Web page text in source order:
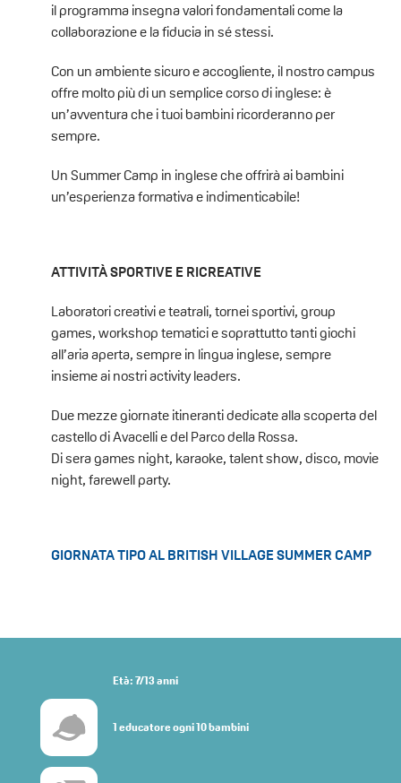
il programma insegna valori fondamentali come la
collaborazione e la fiducia in sé stessi.
Con un ambiente sicuro e accogliente, il nostro campus
offre molto più di un semplice corso di inglese: è
un’avventura che i tuoi bambini ricorderanno per
sempre.
Un Summer Camp in inglese che offrirà ai bambini
un’esperienza formativa e indimenticabile!
ATTIVITÀ SPORTIVE E RICREATIVE
Laboratori creativi e teatrali, tornei sportivi, group
games, workshop tematici e soprattutto tanti giochi
all’aria aperta, sempre in lingua inglese, sempre
insieme ai nostri activity leaders.
Due mezze giornate itineranti dedicate alla scoperta del
castello di Avacelli e del Parco della Rossa.
Di sera games night, karaoke, talent show, disco, movie
night, farewell party.
GIORNATA TIPO AL BRITISH VILLAGE SUMMER CAMP
Età: 7/13 anni
1 educatore ogni 10 bambini